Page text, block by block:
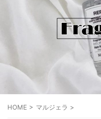
HOME > マルジェラ >